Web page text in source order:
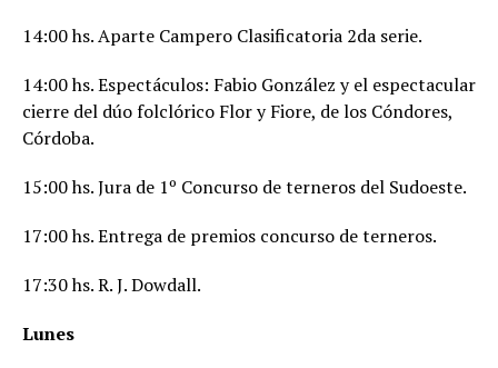
14:00 hs. Aparte Campero Clasificatoria 2da serie.
14:00 hs. Espectáculos: Fabio González y el espectacular
cierre del dúo folclórico Flor y Fiore, de los Cóndores,
Córdoba.
15:00 hs. Jura de 1º Concurso de terneros del Sudoeste.
17:00 hs. Entrega de premios concurso de terneros.
17:30 hs. R. J. Dowdall.
Lunes